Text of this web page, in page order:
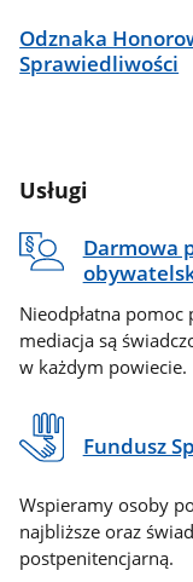
Odznaka
Sprawiedliwości
Usługi
Darmowa
Nieodpłatna
mediacja są
w każdym powiecie.
Fundusz
Wspieramy osoby
najbliższe oraz
postpenitencjarną.